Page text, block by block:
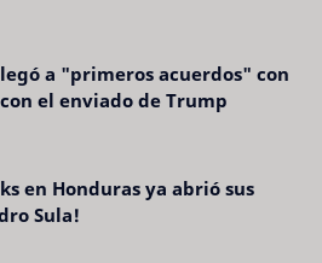
a "primeros acuerdos" con
el enviado de Trump
en Honduras ya abrió sus
Sula!